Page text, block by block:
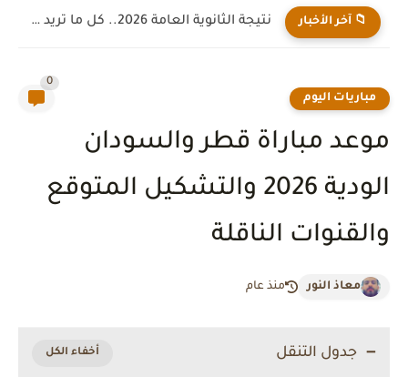
📁 آخر الأخبار نتيجة الثانوية العامة 2026.. كل ما تريد معرفته عن موعد...
مباريات اليوم
0
موعد مباراة قطر والسودان
الودية 2026 والتشكيل المتوقع
والقنوات الناقلة
معاذ النور منذ عام
جدول التنقل